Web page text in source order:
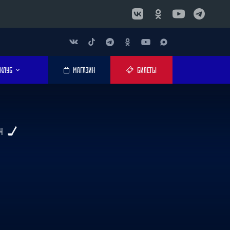
КЛУБ МАГАЗИН БИЛЕТЫ